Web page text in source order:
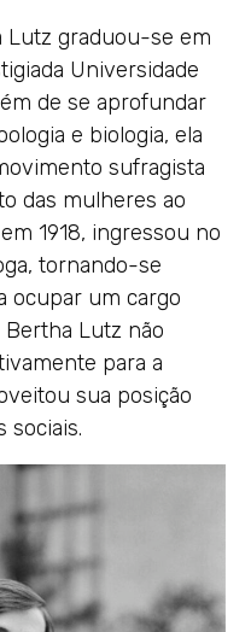
Lutz graduou-se em
Universidade
de se aprofundar
e biologia, ela
sufragista
das mulheres ao
1918, ingressou no
tornando-se
ocupar um cargo
Lutz não
para a
sua posição
sociais.